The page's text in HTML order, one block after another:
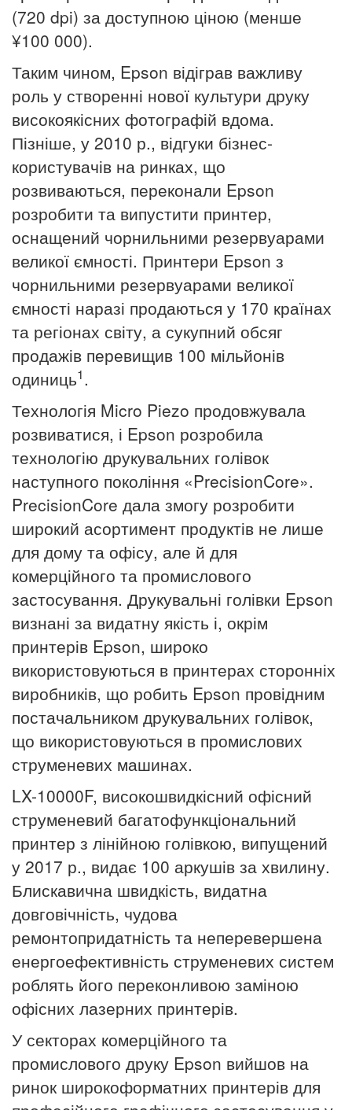
(720 dpi) за доступною ціною (менше
¥100 000).
Таким чином, Epson відіграв важливу
роль у створенні нової культури друку
високоякісних фотографій вдома.
Пізніше, у 2010 р., відгуки бізнес-
користувачів на ринках, що
розвиваються, переконали Epson
розробити та випустити принтер,
оснащений чорнильними резервуарами
великої ємності. Принтери Epson з
чорнильними резервуарами великої
ємності наразі продаються у 170 країнах
та регіонах світу, а сукупний обсяг
продажів перевищив 100 мільйонів
одиниць1.
Технологія Micro Piezo продовжувала
розвиватися, і Epson розробила
технологію друкувальних голівок
наступного покоління «PrecisionCore».
PrecisionCore дала змогу розробити
широкий асортимент продуктів не лише
для дому та офісу, але й для
комерційного та промислового
застосування. Друкувальні голівки Epson
визнані за видатну якість і, окрім
принтерів Epson, широко
використовуються в принтерах сторонніх
виробників, що робить Epson провідним
постачальником друкувальних голівок,
що використовуються в промислових
струменевих машинах.
LX-10000F, високошвидкісний офісний
струменевий багатофункціональний
принтер з лінійною голівкою, випущений
у 2017 р., видає 100 аркушів за хвилину.
Блискавична швидкість, видатна
довговічність, чудова
ремонтопридатність та неперевершена
енергоефективність струменевих систем
роблять його переконливою заміною
офісних лазерних принтерів.
У секторах комерційного та
промислового друку Epson вийшов на
ринок широкоформатних принтерів для